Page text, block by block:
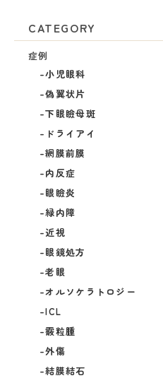
CATEGORY
症例
小児眼科
偽翼状片
下眼瞼母斑
ドライアイ
網膜前膜
内反症
眼瞼炎
緑内障
近視
眼鏡処方
老眼
オルソケラトロジー
ICL
霰粒腫
外傷
結膜結石